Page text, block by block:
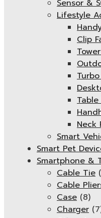
Sensor &
Lifestyle
Clip
Table
Neck
Smart
Smart Pet
Smartphone &
Cable Tie
Cable
Case (8)
Charger